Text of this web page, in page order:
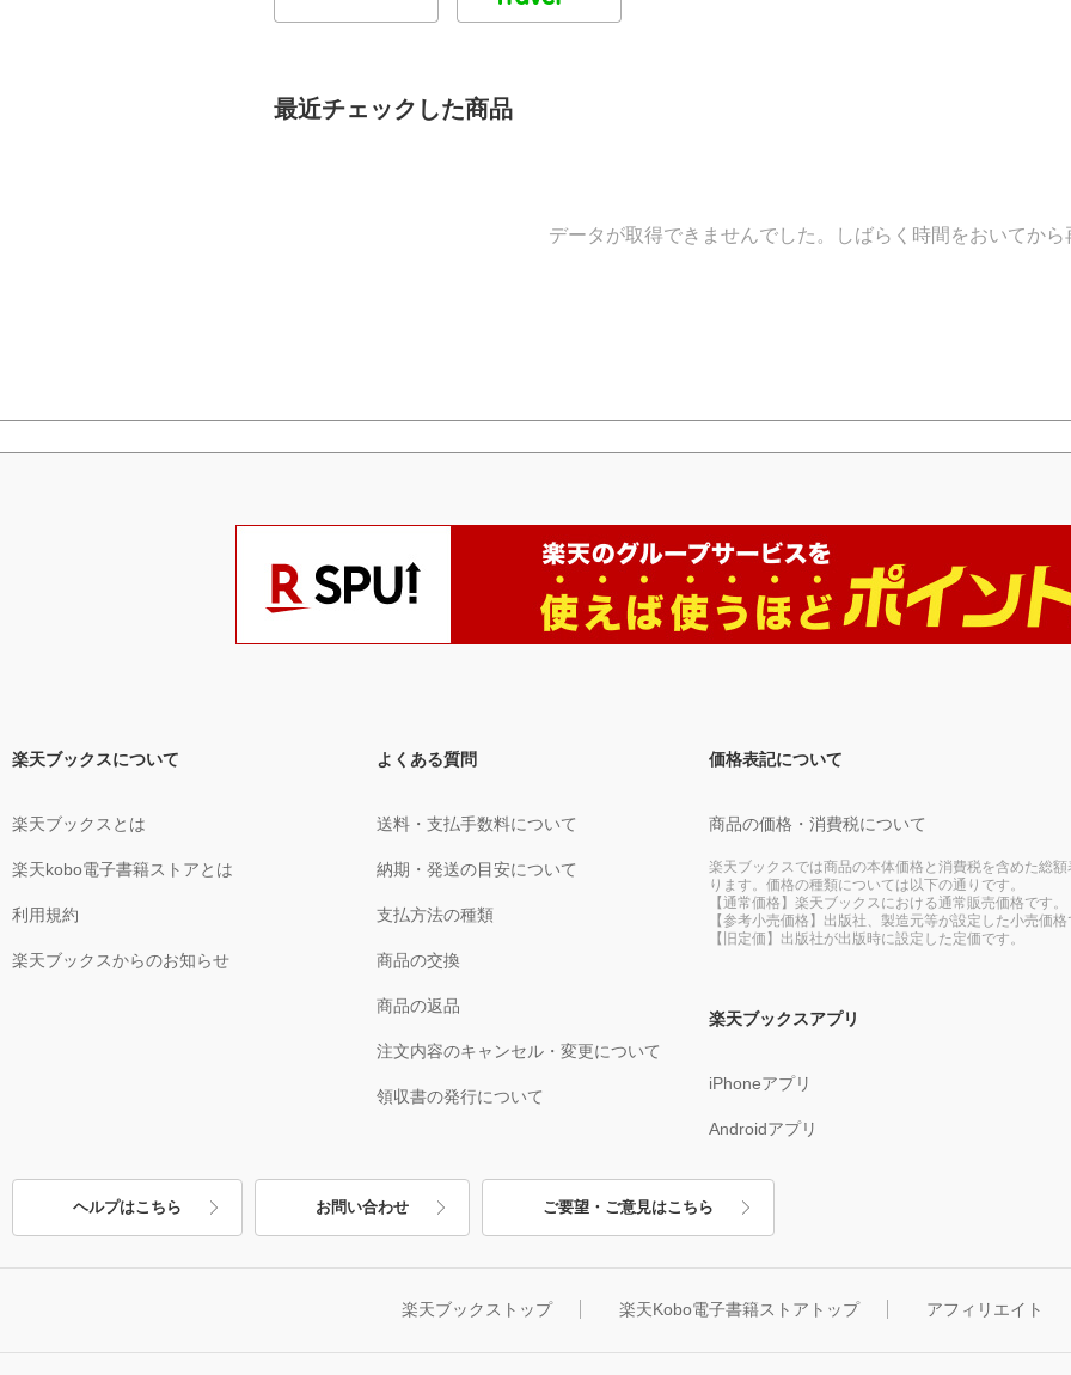
最近チェックした商品
データが取得できませんでした。しばらく時間をおいてから
楽天ブックスについて
楽天ブックスとは
楽天kobo電子書籍ストアとは
利用規約
楽天ブックスからのお知らせ
よくある質問
送料・支払手数料について
納期・発送の目安について
支払方法の種類
商品の交換
商品の返品
注文内容のキャンセル・変更について
領収書の発行について
価格表記について
商品の価格・消費税について
楽天ブックスでは商品の本体価格と消費税を含めた総額
ります。価格の種類については以下の通りです。
【通常価格】楽天ブックスにおける通常販売価格です。
【参考小売価格】出版社、製造元等が設定した小売価格
【旧定価】出版社が出版時に設定した定価です。
楽天ブックスアプリ
iPhoneアプリ
Androidアプリ
ヘルプはこちら お問い合わせ ご要望・ご意見はこちら
楽天ブックストップ 楽天Kobo電子書籍ストアトップ アフィリエイト